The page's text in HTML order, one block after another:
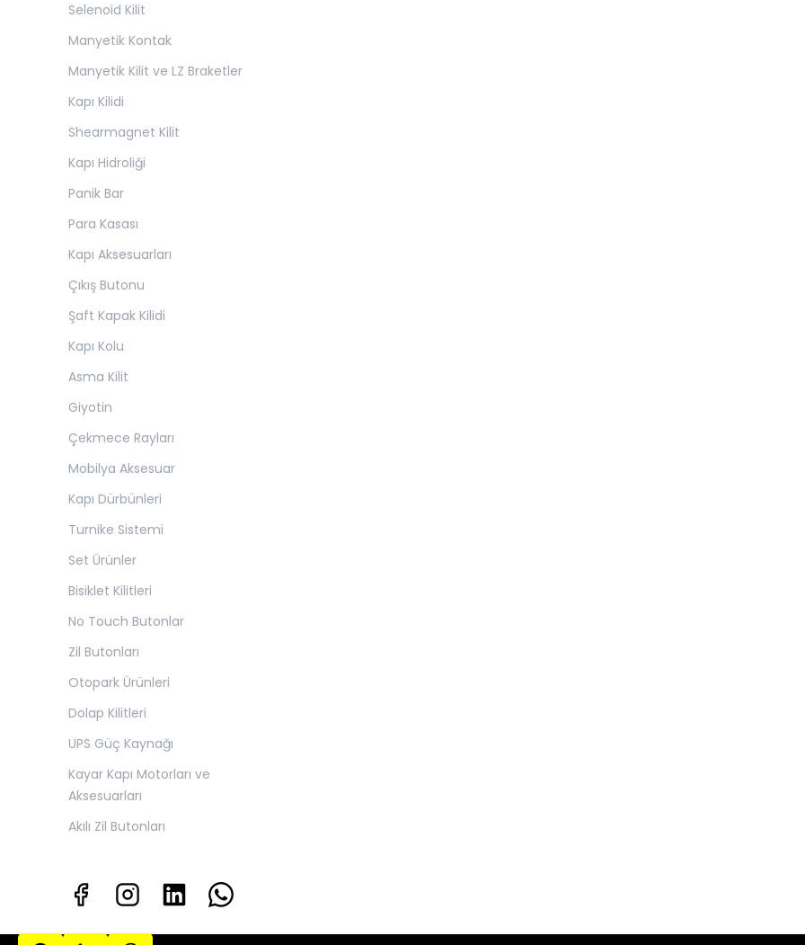
Selenoid Kilit
Manyetik Kontak
Manyetik Kilit ve LZ Braketler
Kapı Kilidi
Shearmagnet Kilit
Kapı Hidroliği
Panik Bar
Para Kasası
Kapı Aksesuarları
Çıkış Butonu
Şaft Kapak Kilidi
Kapı Kolu
Asma Kilit
Giyotin
Çekmece Rayları
Mobilya Aksesuar
Kapı Dürbünleri
Turnike Sistemi
Set Ürünler
Bisiklet Kilitleri
No Touch Butonlar
Zil Butonları
Otopark Ürünleri
Dolap Kilitleri
UPS Güç Kaynağı
Kayar Kapı Motorları ve
Aksesuarları
Akılı Zil Butonları